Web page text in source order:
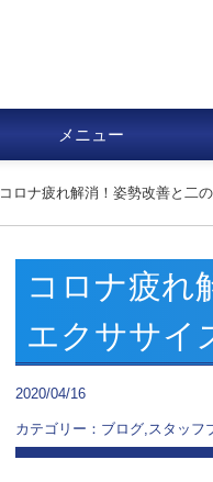
メニュー
コロナ疲れ解消！姿勢改善と二
コロナ疲れ
エクササイ
2020/04/16
カテゴリー：ブログ,スタッ